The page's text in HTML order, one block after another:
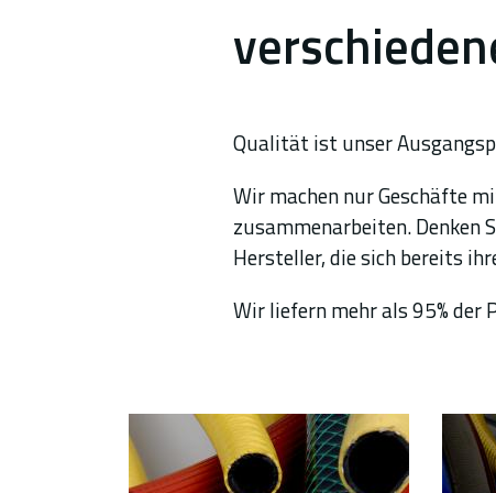
Qualität ist unser
Wir machen nur Geschäfte
zusammenarbeiten. Denken
Hersteller, die sich bereits
Wir liefern mehr als 95% der